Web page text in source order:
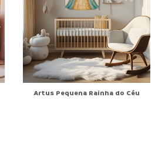
Artus Pequena Rainha do Céu